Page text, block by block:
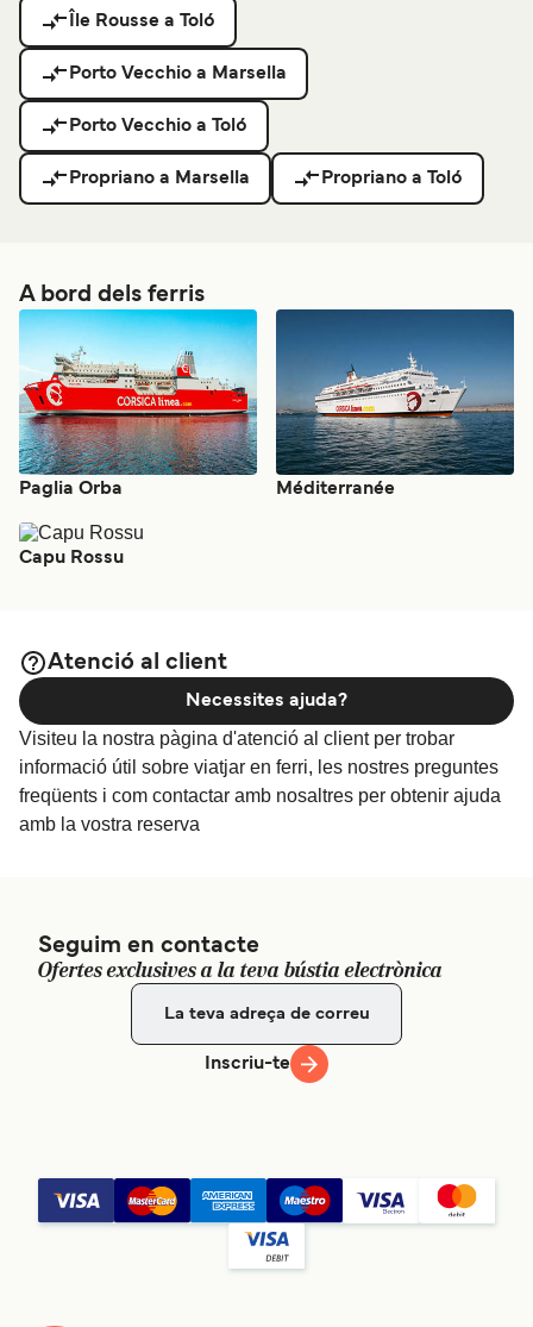
Île Rousse a Toló
Porto Vecchio a Marsella
Porto Vecchio a Toló
Propriano a Marsella Propriano a Toló
A bord dels ferris
Paglia Orba Méditerranée
Capu Rossu
Atenció al client
Visiteu la nostra pàgina d'atenció al client per trobar
informació útil sobre viatjar en ferri, les nostres preguntes
freqüents i com contactar amb nosaltres per obtenir ajuda
amb la vostra reserva
Necessites ajuda?
Seguim en contacte
Ofertes exclusives a la teva bústia electrònica
Inscriu-te